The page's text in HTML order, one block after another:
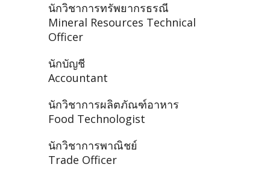
นักวิชาการทรัพยากรธรณี
Mineral Resources Technical
Officer
นักบัญชี
Accountant
นักวิชาการผลิตภัณฑ์อาหาร
Food Technologist
นักวิชาการพาณิชย์
Trade Officer